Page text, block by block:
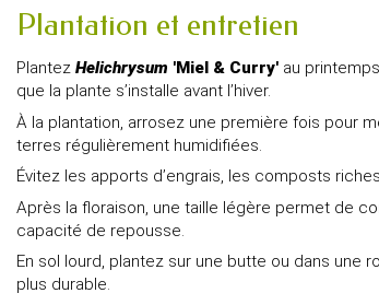
Plantation et entretien
Plantez Helichrysum 'Miel & Curry' au
que la plante s’installe avant l’hiver.
À la plantation, arrosez une première fois pour
terres régulièrement humidifiées.
Évitez les apports d’engrais, les composts
Après la floraison, une taille légère permet de
capacité de repousse.
En sol lourd, plantez sur une butte ou dans
plus durable.